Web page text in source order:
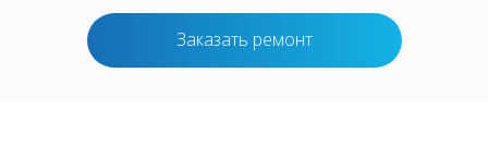
Заказать ремонт